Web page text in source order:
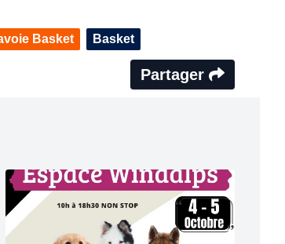
Basket Basket
Partager